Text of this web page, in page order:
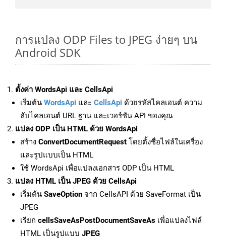
การแปลง ODP Files to JPEG ง่ายๆ บน
Android SDK
ตั้งค่า WordsApi และ CellsApi
เริ่มต้น WordsApi และ CellsApi ด้วยรหัสไคลเอนต์ ความ
ลับไคลเอนต์ URL ฐาน และเวอร์ชัน API ของคุณ
แปลง ODP เป็น HTML ด้วย WordsApi
สร้าง ConvertDocumentRequest โดยตั้งชื่อไฟล์ในเครื่อง
และรูปแบบเป็น HTML
ใช้ WordsApi เพื่อแปลงเอกสาร ODP เป็น HTML
แปลง HTML เป็น JPEG ด้วย CellsApi
เริ่มต้น SaveOption จาก CellsAPI ด้วย SaveFormat เป็น
JPEG
เรียก cellsSaveAsPostDocumentSaveAs เพื่อแปลงไฟล์
HTML เป็นรูปแบบ JPEG